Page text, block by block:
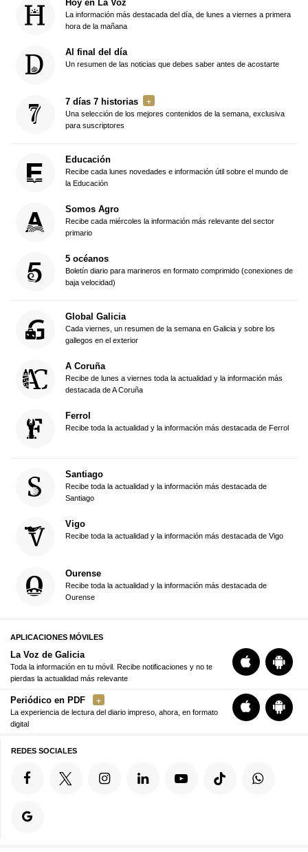
Hoy en La Voz
La información más destacada del día, de lunes a viernes a primera
hora de la mañana
Al final del día
Un resumen de las noticias que debes saber antes de acostarte
7 días 7 historias
Una selección de los mejores contenidos de la semana, exclusiva
para suscriptores
Educación
Recibe cada lunes novedades e información útil sobre el mundo de
la Educación
Somos Agro
Recibe cada miércoles la información más relevante del sector
primario
5 océanos
Boletín diario para marineros en formato comprimido (conexiones de
baja velocidad)
Global Galicia
Cada viernes, un resumen de la semana en Galicia y sobre los
gallegos en el exterior
A Coruña
Recibe de lunes a viernes toda la actualidad y la información más
destacada de A Coruña
Ferrol
Recibe toda la actualidad y la información más destacada de Ferrol
Santiago
Recibe toda la actualidad y la información más destacada de
Santiago
Vigo
Recibe toda la actualidad y la información más destacada de Vigo
Ourense
Recibe toda la actualidad y la información más destacada de
Ourense
APLICACIONES MÓVILES
La Voz de Galicia
Toda la información en tu móvil. Recibe notificaciones y no te
pierdas la actualidad más relevante
Periódico en PDF
La experiencia de lectura del diario impreso, ahora, en formato
digital
REDES SOCIALES